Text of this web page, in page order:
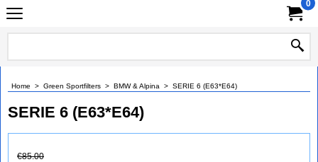
0
Home > Green Sportfilters > BMW & Alpina > SERIE 6 (E63*E64)
SERIE 6 (E63*E64)
€85.00